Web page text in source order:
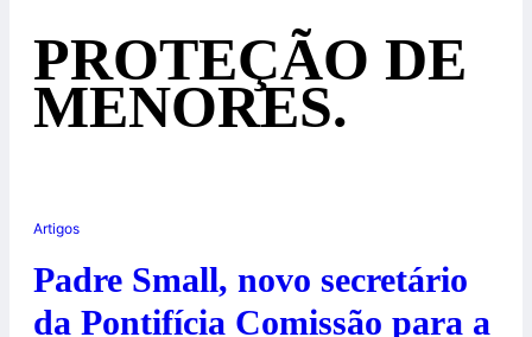
PROTEÇÃO DE
MENORES.
Artigos
Padre Small, novo secretário
da Pontifícia Comissão para a